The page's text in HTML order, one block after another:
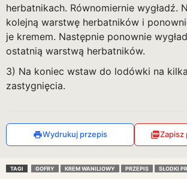
herbatnikach. Równomiernie wygładź.
kolejną warstwę herbatników i
je kremem. Następnie ponownie
ostatnią warstwą herbatników.
3) Na koniec wstaw do lodówki na
zastygnięcia.
Wydrukuj przepis Zapisz
TAGI GOFRY KREM WANILIOWY PRZEPIS SŁODKI